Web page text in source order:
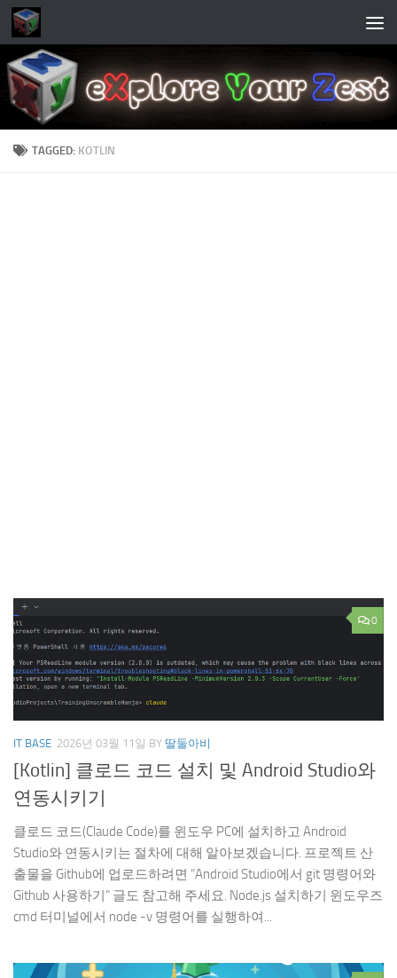
Skip to content
TAGGED: KOTLIN
0
IT BASE 2026년 03월 11일 BY 딸둘아비
[Kotlin] 클로드 코드 설치 및 Android Studio와
연동시키기
클로드 코드(Claude Code)를 윈도우 PC에 설치하고 Android
Studio와 연동시키는 절차에 대해 알아보겠습니다. 프로젝트 산
출물을 Github에 업로드하려면 “Android Studio에서 git 명령어와
Github 사용하기” 글도 참고해 주세요. Node.js 설치하기 윈도우즈
cmd 터미널에서 node -v 명령어를 실행하여...